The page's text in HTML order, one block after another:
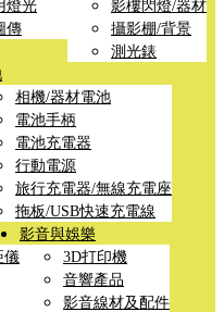
燈光
傳
影樓閃燈/器材
攝影棚/背景
測光錶
相機/器材電池
電池手柄
電池充電器
行動電源
旅行充電器/無線充電座
拖板/USB快速充電線
儀
影音與娛樂
3D打印機
音響產品
影音線材及配件